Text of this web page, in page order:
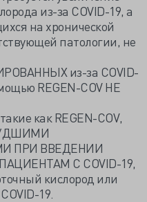
из-за COVID-19, а
на хронической
патологии, не
из-за COVID-
REGEN-COV НЕ
как REGEN-COV,
ПРИ ВВЕДЕНИИ
С COVID-19,
кислород или
19.